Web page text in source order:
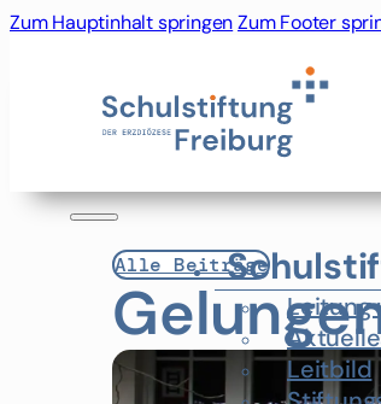
Zum Hauptinhalt springenZum Footer
Leitung
Leitbild
Alle Beiträge